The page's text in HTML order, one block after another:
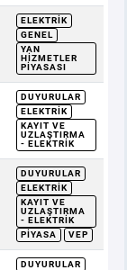
ELEKTRIK
GENEL
YAN
HIZMETLER
PIYASASI
DUYURULAR
ELEKTRIK
KAYIT VE
UZLAŞTIRMA
- ELEKTRIK
DUYURULAR
ELEKTRIK
KAYIT VE
UZLAŞTIRMA
- ELEKTRIK
PIYASA
VEP
DUYURULAR